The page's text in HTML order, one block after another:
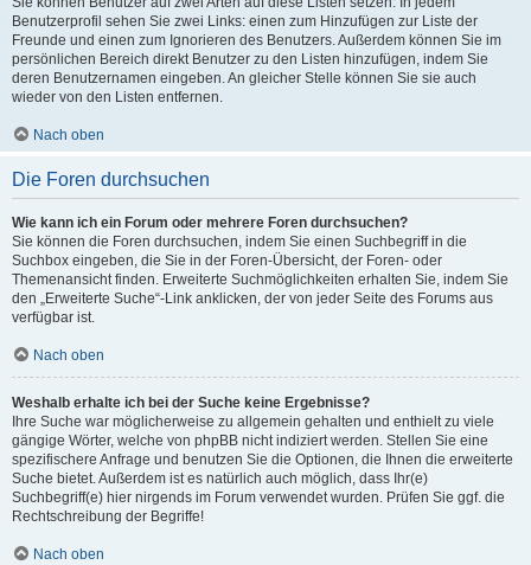
Benutzerprofil sehen Sie zwei Links: einen zum Hinzufügen zur Liste der
Freunde und einen zum Ignorieren des Benutzers. Außerdem können Sie im
persönlichen Bereich direkt Benutzer zu den Listen hinzufügen, indem Sie
deren Benutzernamen eingeben. An gleicher Stelle können Sie sie auch
wieder von den Listen entfernen.
Nach oben
Die Foren durchsuchen
Wie kann ich ein Forum oder mehrere Foren durchsuchen?
Sie können die Foren durchsuchen, indem Sie einen Suchbegriff in die
Suchbox eingeben, die Sie in der Foren-Übersicht, der Foren- oder
Themenansicht finden. Erweiterte Suchmöglichkeiten erhalten Sie, indem Sie
den „Erweiterte Suche“-Link anklicken, der von jeder Seite des Forums aus
verfügbar ist.
Nach oben
Weshalb erhalte ich bei der Suche keine Ergebnisse?
Ihre Suche war möglicherweise zu allgemein gehalten und enthielt zu viele
gängige Wörter, welche von phpBB nicht indiziert werden. Stellen Sie eine
spezifischere Anfrage und benutzen Sie die Optionen, die Ihnen die erweiterte
Suche bietet. Außerdem ist es natürlich auch möglich, dass Ihr(e)
Suchbegriff(e) hier nirgends im Forum verwendet wurden. Prüfen Sie ggf. die
Rechtschreibung der Begriffe!
Nach oben